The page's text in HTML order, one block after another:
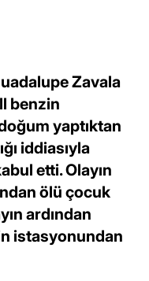
Zavala
benzin
yaptıktan
iddiasıyla
etti. Olayın
ölü çocuk
ardından
istasyonundan